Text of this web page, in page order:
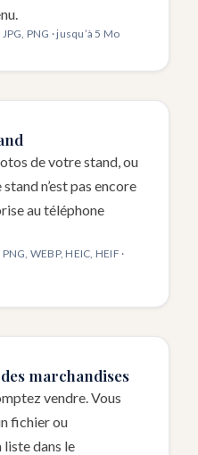
PNG · jusqu’à 5 Mo
de votre stand, ou
n’est pas encore
au téléphone
WEBP, HEIC, HEIF ·
marchandises
vendre. Vous
fichier ou
dans le